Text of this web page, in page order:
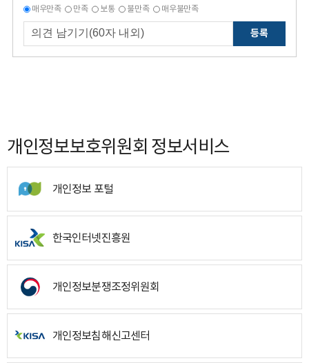
매우만족 만족 보통 불만족 매우불만족
등록
개인정보보호위원회 정보서비스
개인정보 포털
한국인터넷진흥원
개인정보분쟁조정위원회
개인정보침해신고센터